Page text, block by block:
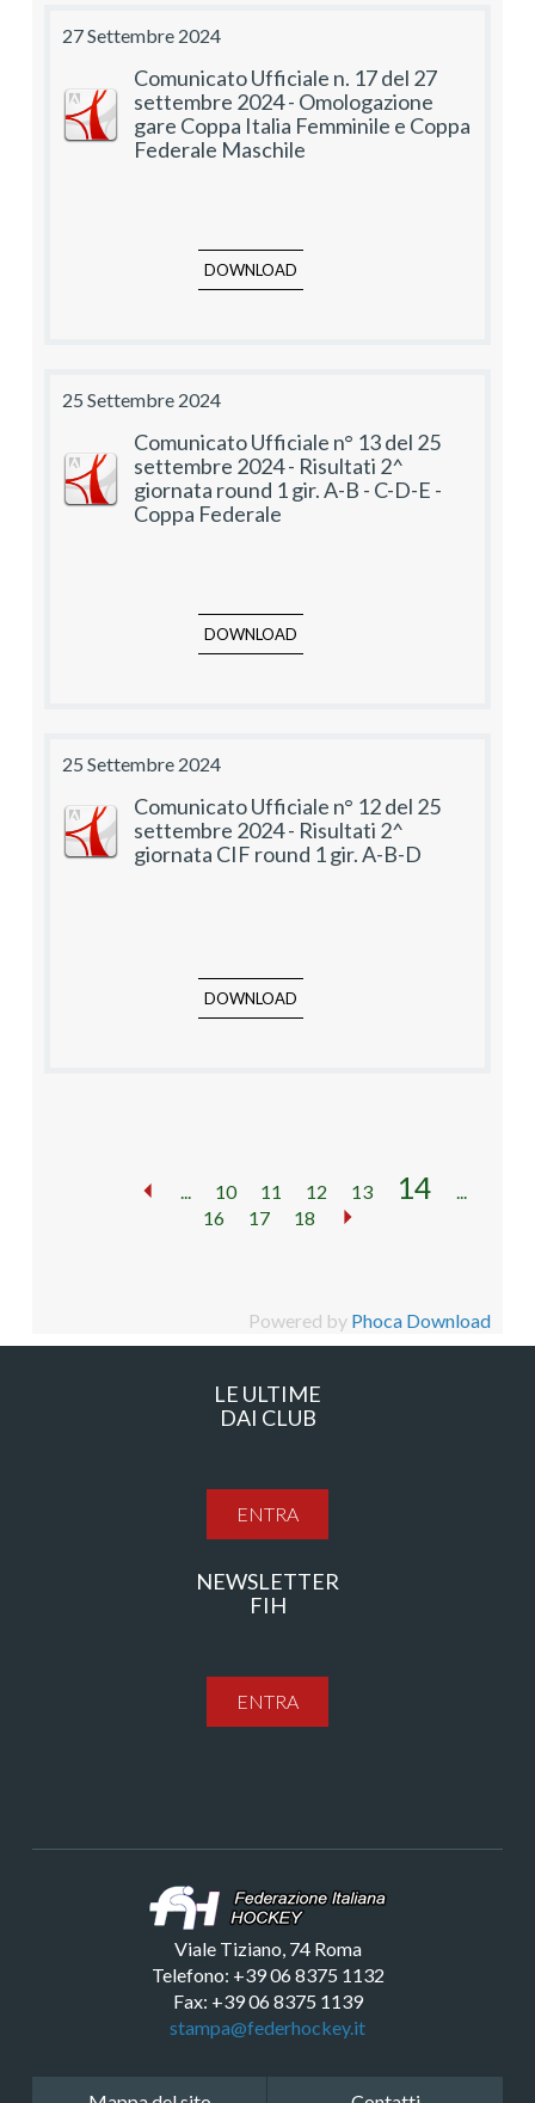
27 Settembre 2024
Comunicato Ufficiale n. 17 del 27
settembre 2024 - Omologazione
gare Coppa Italia Femminile e Coppa
Federale Maschile
DOWNLOAD
25 Settembre 2024
Comunicato Ufficiale n° 13 del 25
settembre 2024 - Risultati 2^
giornata round 1 gir. A-B - C-D-E -
Coppa Federale
DOWNLOAD
25 Settembre 2024
Comunicato Ufficiale n° 12 del 25
settembre 2024 - Risultati 2^
giornata CIF round 1 gir. A-B-D
DOWNLOAD
... 10 11 12 13 14
...
16
17 18
Powered by Phoca Download
LE ULTIME
DAI CLUB
ENTRA
NEWSLETTER
FIH
ENTRA
Viale Tiziano, 74 Roma
Telefono: +39 06 8375 1132
Fax: +39 06 8375 1139
stampa@federhockey.it